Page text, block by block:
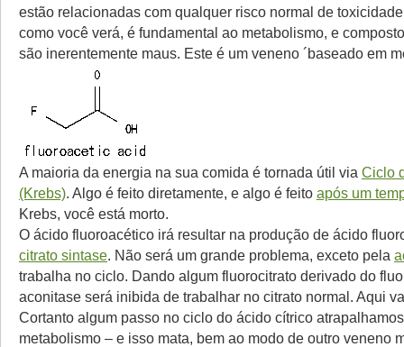
estão relacionadas com qualquer risco normal de
como você verá, é fundamental ao metabolismo, e
são inerentemente maus. Este é um veneno ´baseado em
A maioria da energia na sua comida é tornada útil via Ciclo
(Krebs). Algo é feito diretamente, e algo é feito após um
Krebs, você está morto.
O ácido fluoroacético irá resultar na produção de ácido
citrato sintase. Não será um grande problema, exceto pela
trabalha no ciclo. Dando algum fluorocitrato derivado do
aconitase será inibida de trabalhar no citrato normal. Aqui
Cortanto algum passo no ciclo do ácido cítrico
metabolismo – e isso mata, bem ao modo de outro veneno